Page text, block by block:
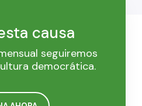
causa
seguiremos
democrática.